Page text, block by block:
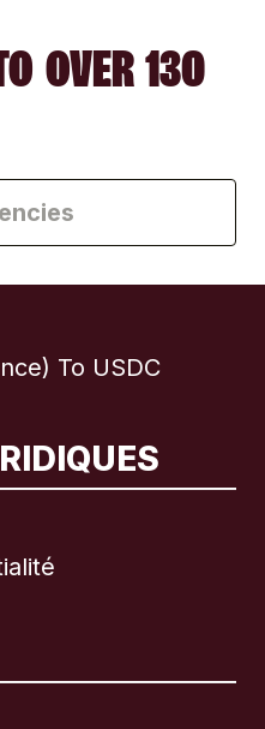
OVER 130
To USDC